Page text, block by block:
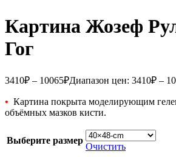
Картина Жозеф
Гог
3410₽ – 10065₽Диапазон цен: 3410₽ –
• Картина покрыта моделирующим
объёмных мазков кисти.
Выберите размер
Очистить